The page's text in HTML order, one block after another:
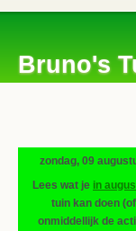
Bruno's
zondag, 09
Lees wat je in
tuin kan doen
onmiddellijk de